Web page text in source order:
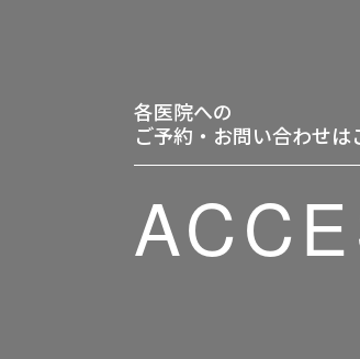
各医院への
ご予約・お問い合わせは